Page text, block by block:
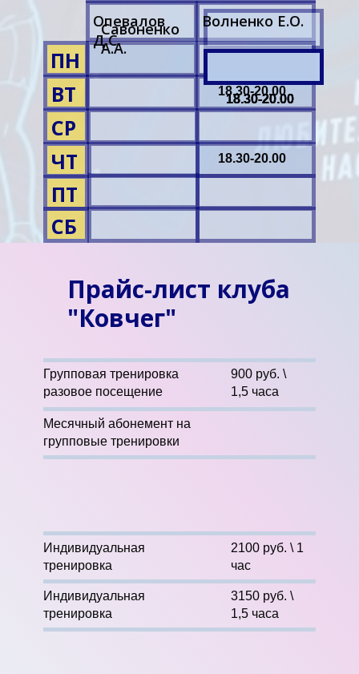
Опевалов
Д.С.
Савоненко
А.А.
Волненко Е.О.
18.30-20.00
18.30-20.00
18.30-20.00
18.30-20.00
18.30-20.00
ПН
ВТ
СР
ПТ
ЧТ
СБ
Индивидуальная
тренировка
2100 руб. \ 1
час
3150 руб. \
1,5 часа
Индивидуальная
тренировка
900 руб. \
1,5 часа
Групповая тренировка
разовое посещение
Месячный абонемент на
групповые тренировки
Прайс-лист клуба
"Ковчег"